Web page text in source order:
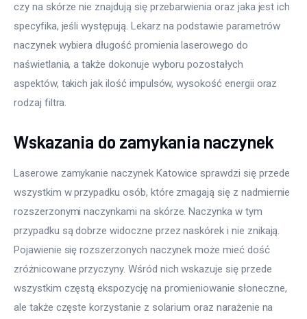
czy na skórze nie znajdują się przebarwienia oraz jaka jest ich
specyfika, jeśli występują. Lekarz na podstawie parametrów
naczynek wybiera długość promienia laserowego do
naświetlania, a także dokonuje wyboru pozostałych
aspektów, takich jak ilość impulsów, wysokość energii oraz
rodzaj filtra.
Wskazania do zamykania naczynek
Laserowe zamykanie naczynek Katowice sprawdzi się przede
wszystkim w przypadku osób, które zmagają się z nadmiernie
rozszerzonymi naczynkami na skórze. Naczynka w tym
przypadku są dobrze widoczne przez naskórek i nie znikają.
Pojawienie się rozszerzonych naczynek może mieć dość
zróżnicowane przyczyny. Wśród nich wskazuje się przede
wszystkim częstą ekspozycję na promieniowanie słoneczne,
ale także częste korzystanie z solarium oraz narażenie na